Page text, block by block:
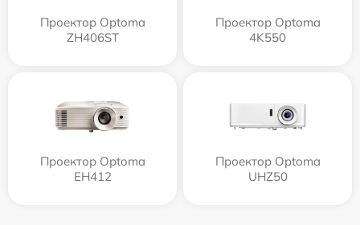
Проектор Optoma
ZH406ST
Проектор Optoma
4K550
Проектор Optoma
EH412
Проектор Optoma
UHZ50